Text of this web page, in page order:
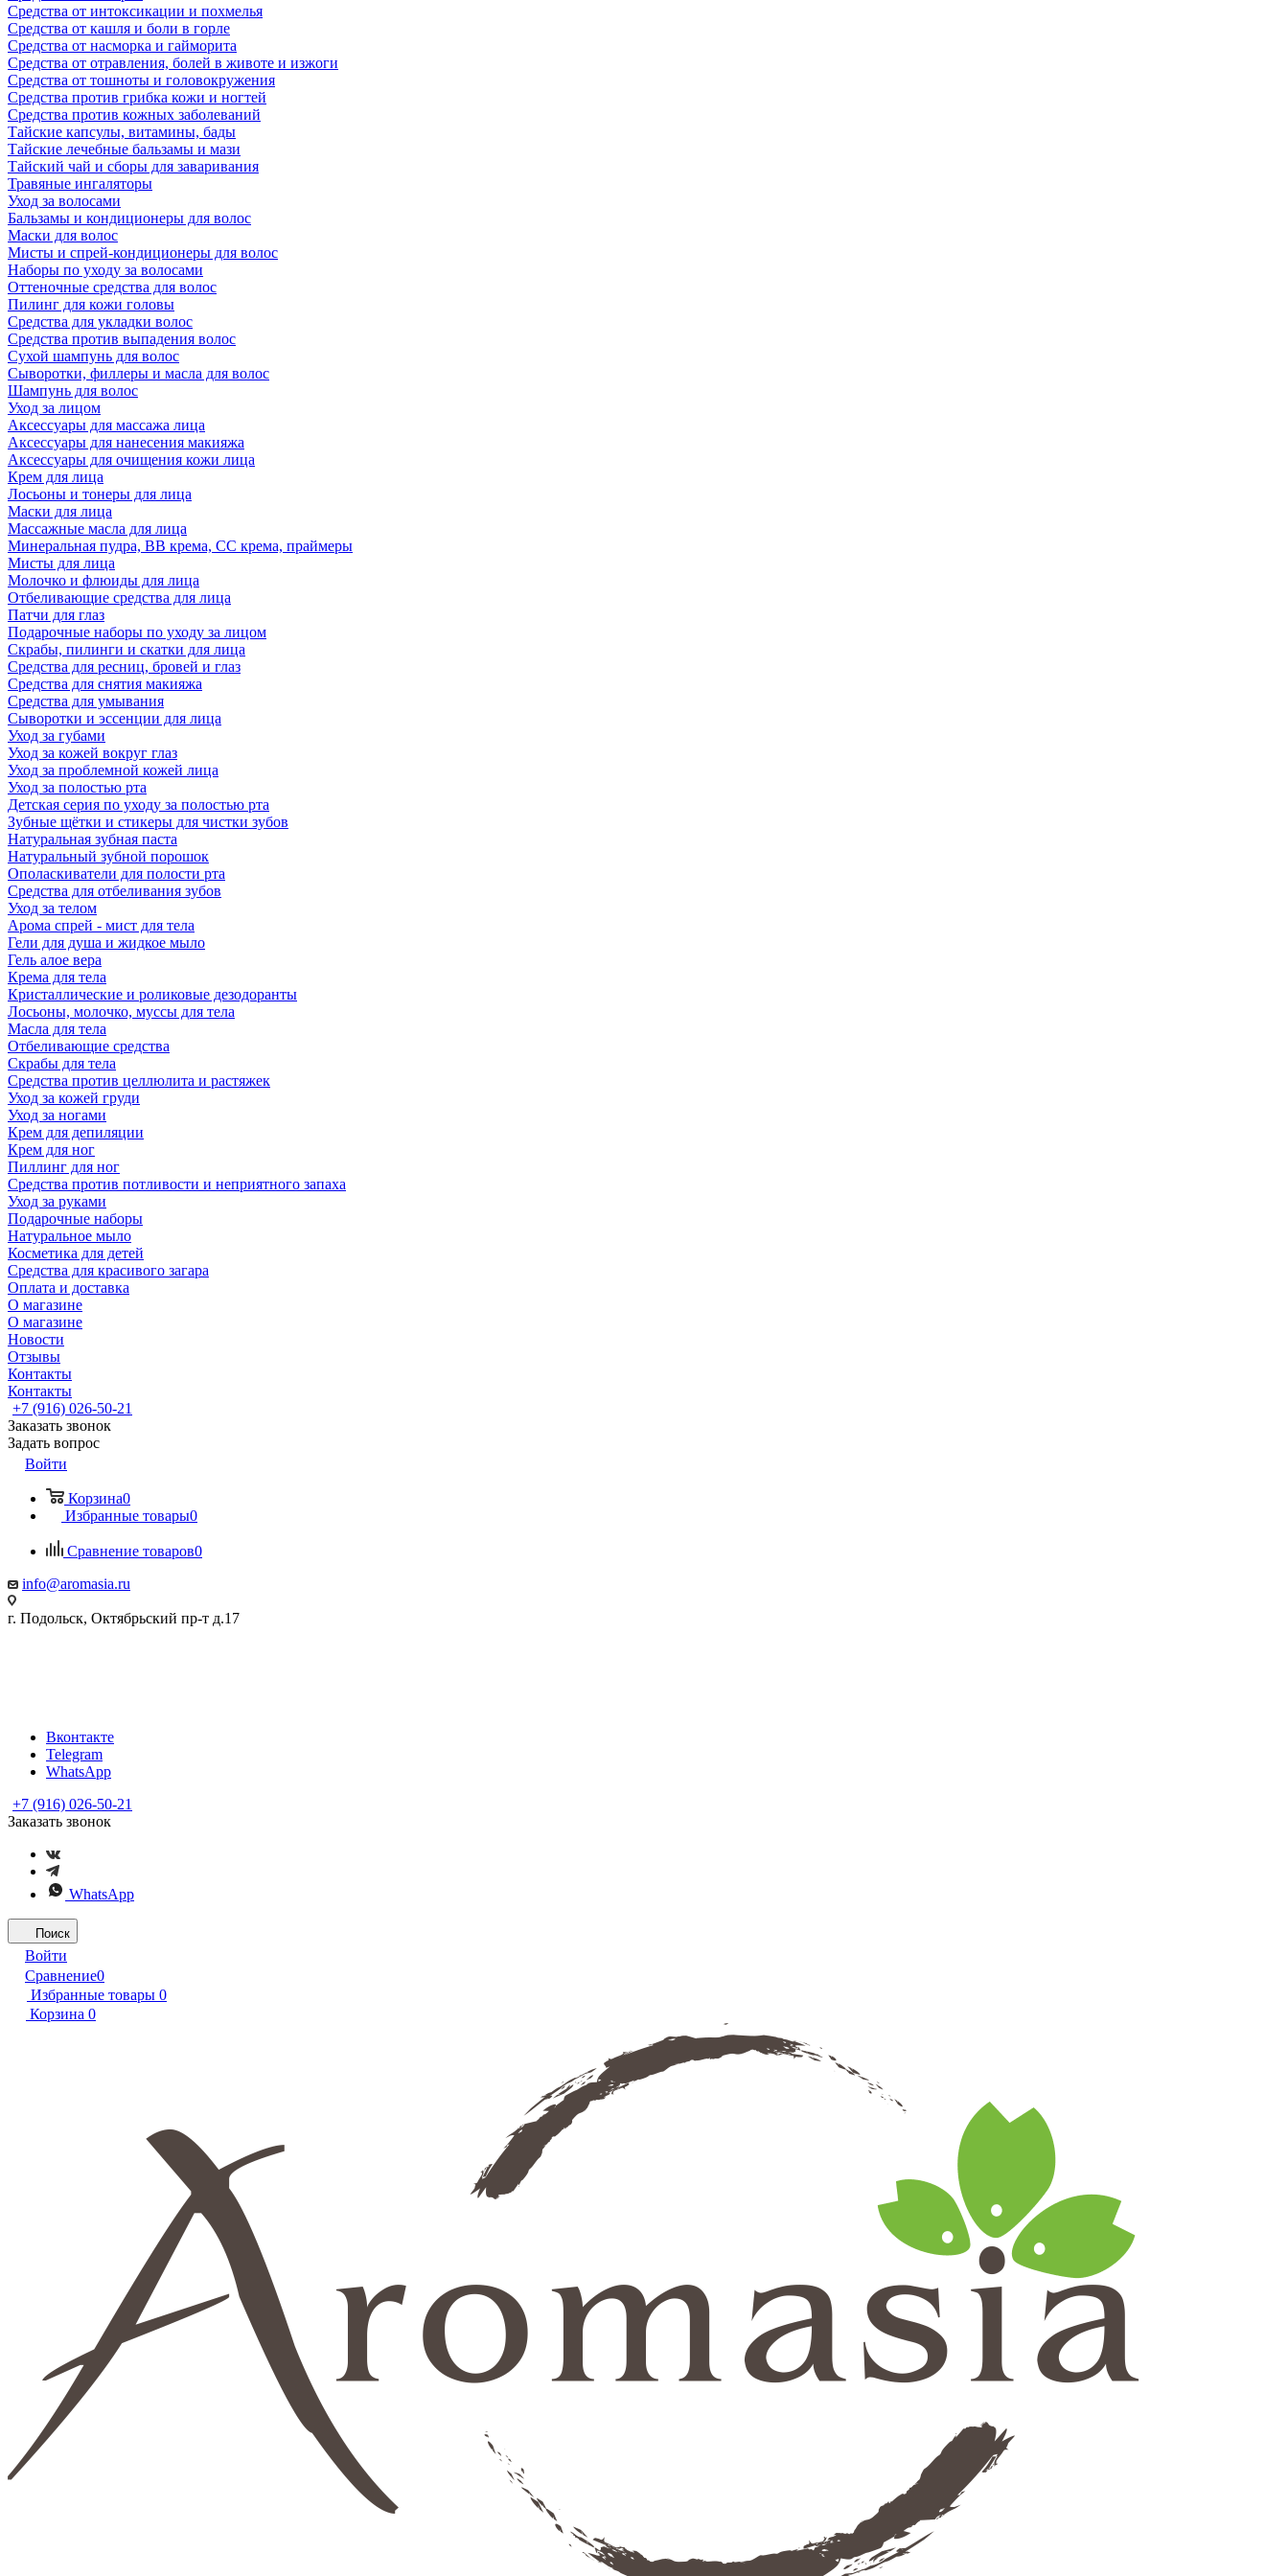
Средства от интоксикации и похмелья
Средства от кашля и боли в горле
Средства от насморка и гайморита
Средства от отравления, болей в животе и изжоги
Средства от тошноты и головокружения
Средства против грибка кожи и ногтей
Средства против кожных заболеваний
Тайские капсулы, витамины, бады
Тайские лечебные бальзамы и мази
Тайский чай и сборы для заваривания
Травяные ингаляторы
Уход за волосами
Бальзамы и кондиционеры для волос
Маски для волос
Мисты и спрей-кондиционеры для волос
Наборы по уходу за волосами
Оттеночные средства для волос
Пилинг для кожи головы
Средства для укладки волос
Средства против выпадения волос
Сухой шампунь для волос
Сыворотки, филлеры и масла для волос
Шампунь для волос
Уход за лицом
Аксессуары для массажа лица
Аксессуары для нанесения макияжа
Аксессуары для очищения кожи лица
Крем для лица
Лосьоны и тонеры для лица
Маски для лица
Массажные масла для лица
Минеральная пудра, BB крема, СС крема, праймеры
Мисты для лица
Молочко и флюиды для лица
Отбеливающие средства для лица
Патчи для глаз
Подарочные наборы по уходу за лицом
Скрабы, пилинги и скатки для лица
Средства для ресниц, бровей и глаз
Средства для снятия макияжа
Средства для умывания
Сыворотки и эссенции для лица
Уход за губами
Уход за кожей вокруг глаз
Уход за проблемной кожей лица
Уход за полостью рта
Детская серия по уходу за полостью рта
Зубные щётки и стикеры для чистки зубов
Натуральная зубная паста
Натуральный зубной порошок
Ополаскиватели для полости рта
Средства для отбеливания зубов
Уход за телом
Арома спрей - мист для тела
Гели для душа и жидкое мыло
Гель алое вера
Крема для тела
Кристаллические и роликовые дезодоранты
Лосьоны, молочко, муссы для тела
Масла для тела
Отбеливающие средства
Скрабы для тела
Средства против целлюлита и растяжек
Уход за кожей груди
Уход за ногами
Крем для депиляции
Крем для ног
Пиллинг для ног
Средства против потливости и неприятного запаха
Уход за руками
Подарочные наборы
Натуральное мыло
Косметика для детей
Средства для красивого загара
Оплата и доставка
О магазине
О магазине
Новости
Отзывы
Контакты
Контакты
+7 (916) 026-50-21
Заказать звонок
Задать вопрос
Войти
Корзина0
Избранные товары0
Сравнение товаров0
info@aromasia.ru
г. Подольск, Октябрьский пр-т д.17
Вконтакте
Telegram
WhatsApp
+7 (916) 026-50-21
Заказать звонок
WhatsApp
Поиск
Войти
Сравнение0
Избранные товары 0
Корзина 0